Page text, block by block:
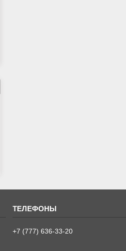
+7 (777) 636-33-20